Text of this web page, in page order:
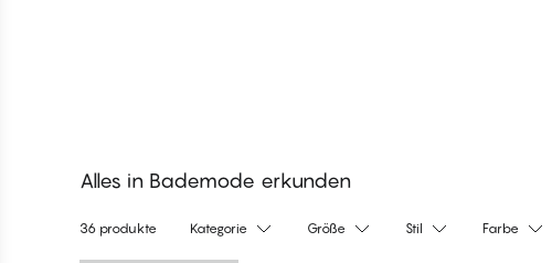
Alles in Bademode erkunden
36 produkte Kategorie Größe Stil Farbe